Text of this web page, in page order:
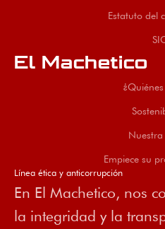
Estatuto del
El Machetico
Nuestra
Empiece su
Línea ética y anticorrupción
En El Machetico, nos
la integridad y la